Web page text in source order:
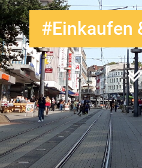
Einkaufen